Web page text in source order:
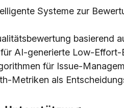
Systeme zur
basierend
AI-generierte Low-Effort-
für Issue-
Metriken als